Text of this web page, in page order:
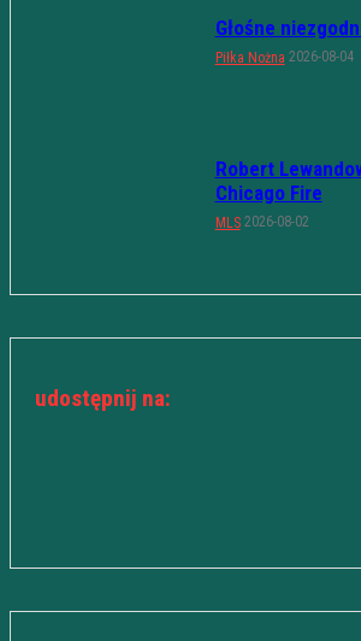
Głośne
Piłka Nożna 2026-08-04
Robert
Chicago Fire
MLS 2026-08-02
udostępnij na: